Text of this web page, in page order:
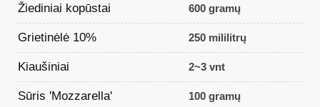
Žiediniai kopūstai 600 gramų
Grietinėlė 10% 250 mililitrų
Kiaušiniai 2~3 vnt
Sūris 'Mozzarella' 100 gramų